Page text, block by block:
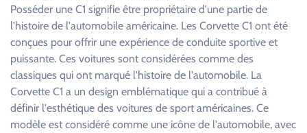
r
h
Posséder une C1 signifie être propriétaire d'une partie de
l'histoire de l'automobile américaine. Les Corvette C1 ont été
conçues pour offrir une expérience de conduite sportive et
puissante. Ces voitures sont considérées comme des
classiques qui ont marqué l'histoire de l'automobile. La
Corvette C1 a un design emblématique qui a contribué à
définir l'esthétique des voitures de sport américaines. Ce
modèle est considéré comme une icône de l'automobile, avec